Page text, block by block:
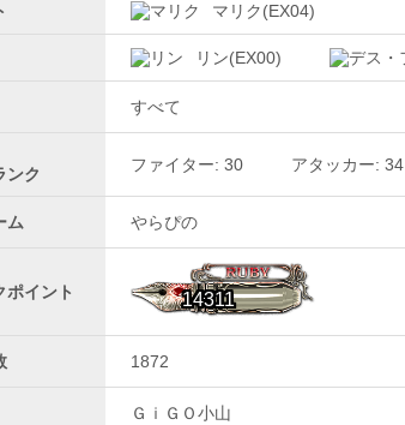
マリク(EX04)
リン(EX00)
すべて
ンク
ファイター: 30 アタッカー: 34
ム やらぴの
ポイント 14311
1872
ＧｉＧＯ小山